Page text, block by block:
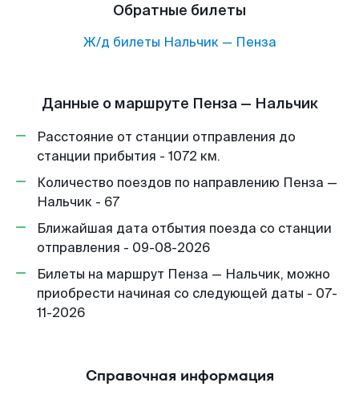
Обратные билеты
Ж/д билеты Нальчик— Пенза
Данные о маршруте Пенза — Нальчик
Расстояние от станции отправления до
станции прибытия - 1072 км.
Количество поездов по направлению Пенза —
Нальчик - 67
Ближайшая дата отбытия поезда со станции
отправления - 09-08-2026
Билеты на маршрут Пенза — Нальчик, можно
приобрести начиная со следующей даты - 07-
11-2026
Справочная информация